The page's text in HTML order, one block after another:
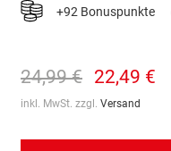
+92 Bonuspunkte
24,99 € 22,49 €
inkl. MwSt. zzgl. Versand